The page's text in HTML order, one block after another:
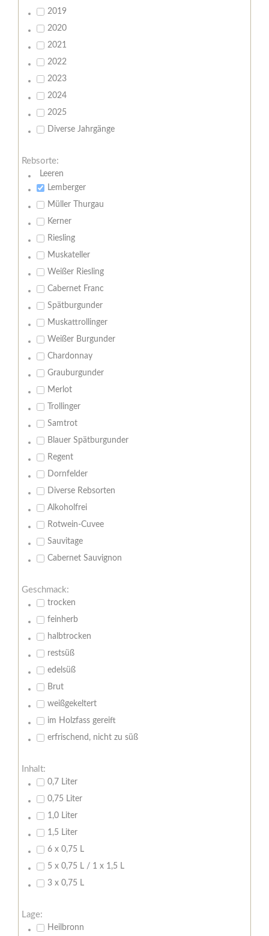
2019
2020
2021
2022
2023
2024
2025
Diverse Jahrgänge
Rebsorte:
Leeren
Lemberger
Müller Thurgau
Kerner
Riesling
Muskateller
Weißer Riesling
Cabernet Franc
Spätburgunder
Muskattrollinger
Weißer Burgunder
Chardonnay
Grauburgunder
Merlot
Trollinger
Samtrot
Blauer Spätburgunder
Regent
Dornfelder
Diverse Rebsorten
Alkoholfrei
Rotwein-Cuvee
Sauvitage
Cabernet Sauvignon
Geschmack:
trocken
feinherb
halbtrocken
restsüß
edelsüß
Brut
weißgekeltert
im Holzfass gereift
erfrischend, nicht zu süß
Inhalt:
0,7 Liter
0,75 Liter
1,0 Liter
1,5 Liter
6 x 0,75 L
5 x 0,75 L / 1 x 1,5 L
3 x 0,75 L
Lage:
Heilbronn